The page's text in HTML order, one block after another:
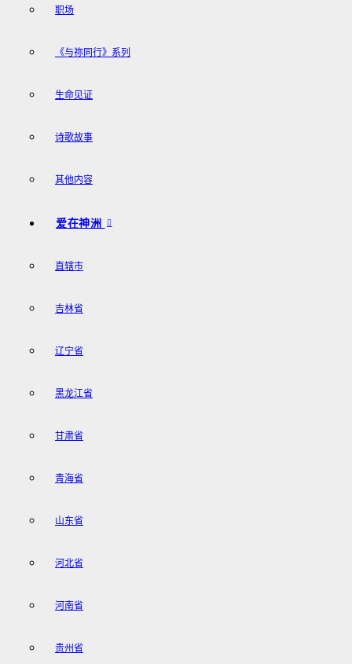
职场
《与祢同行》系列
生命见证
诗歌故事
其他内容
爱在神洲
直辖市
吉林省
辽宁省
黑龙江省
甘肃省
青海省
山东省
河北省
河南省
贵州省